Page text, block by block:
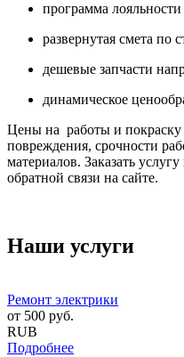
программа
развернутая смета по
дешевые запчасти
динамическое
Цены на работы и покраску
повреждения, срочности
материалов. Заказать
обратной связи на сайте.
Наши услуги
Ремонт электрики
от 500 руб.
RUB
Подробнее